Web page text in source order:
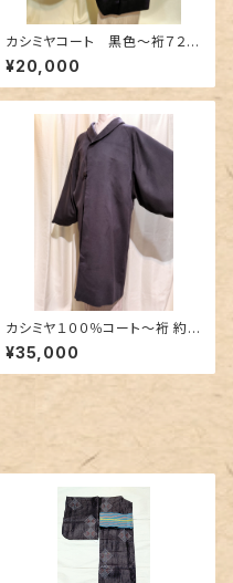
カシミヤコート 黒色〜裄７２c
m〜
¥20,000
カシミヤ１００％コート〜裄 約７
４cm 渋い紫色〜
¥35,000